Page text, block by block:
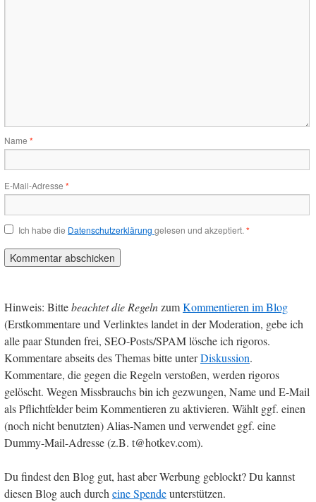
Name *
E-Mail-Adresse *
Ich habe die Datenschutzerklärung gelesen und akzeptiert. *
Hinweis: Bittebeachtet die RegelnzumKommentieren im Blog
(Erstkommentare und Verlinktes landet in der Moderation, gebe ich
alle paar Stunden frei, SEO-Posts/SPAM lösche ich rigoros.
Kommentare abseits des Themas bitte unterDiskussion.
Kommentare, die gegen die Regeln verstoßen, werden rigoros
gelöscht. Wegen Missbrauchs bin ich gezwungen, Name und E-Mail
als Pflichtfelder beim Kommentieren zu aktivieren. Wählt ggf. einen
(noch nicht benutzten) Alias-Namen und verwendet ggf. eine
Dummy-Mail-Adresse (z.B. t@hotkev.com).
Du findest den Blog gut, hast aber Werbung geblockt? Du kannst
diesen Blog auch durcheine Spendeunterstützen.